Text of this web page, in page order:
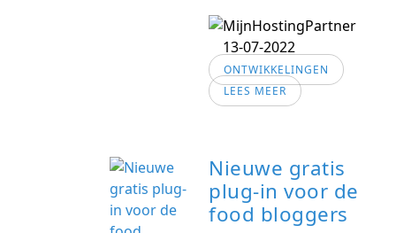
13-07-2022
ONTWIKKELINGEN
LEES MEER
Nieuwe gratis
plug-in voor de
food bloggers